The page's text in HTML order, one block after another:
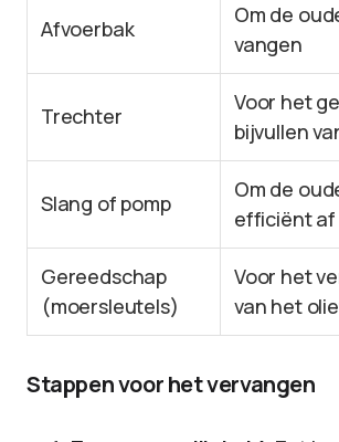
Afvoerbak
Om de
vangen
Trechter
Voor het
bijvullen
Slang of pomp
Om de
efficiënt
Gereedschap
(moersleutels)
Voor het
van het
Stappen voor het vervangen